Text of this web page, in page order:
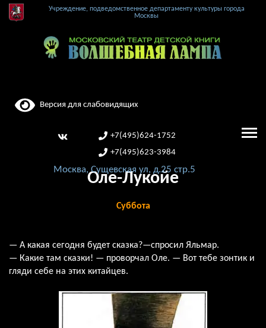
Учреждение, подведомственное департаменту культуры города
Москвы
Версия для слабовидящих
+7(495)624-1752
+7(495)623-3984
Москва, Сущевская ул, д.25 стр.5
Оле-Лукойе
Суббота
— А какая сегодня будет сказка?—спросил Яльмар.
— Какие там сказки! — проворчал Оле. — Вот тебе зонтик и
гляди себе на этих китайцев.